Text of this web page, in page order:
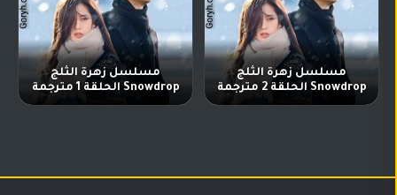
مسلسل زهرة الثلج
Snowdrop الحلقة 2 مترجمة
مسلسل زهرة الثلج
Snowdrop الحلقة 1 مترجمة